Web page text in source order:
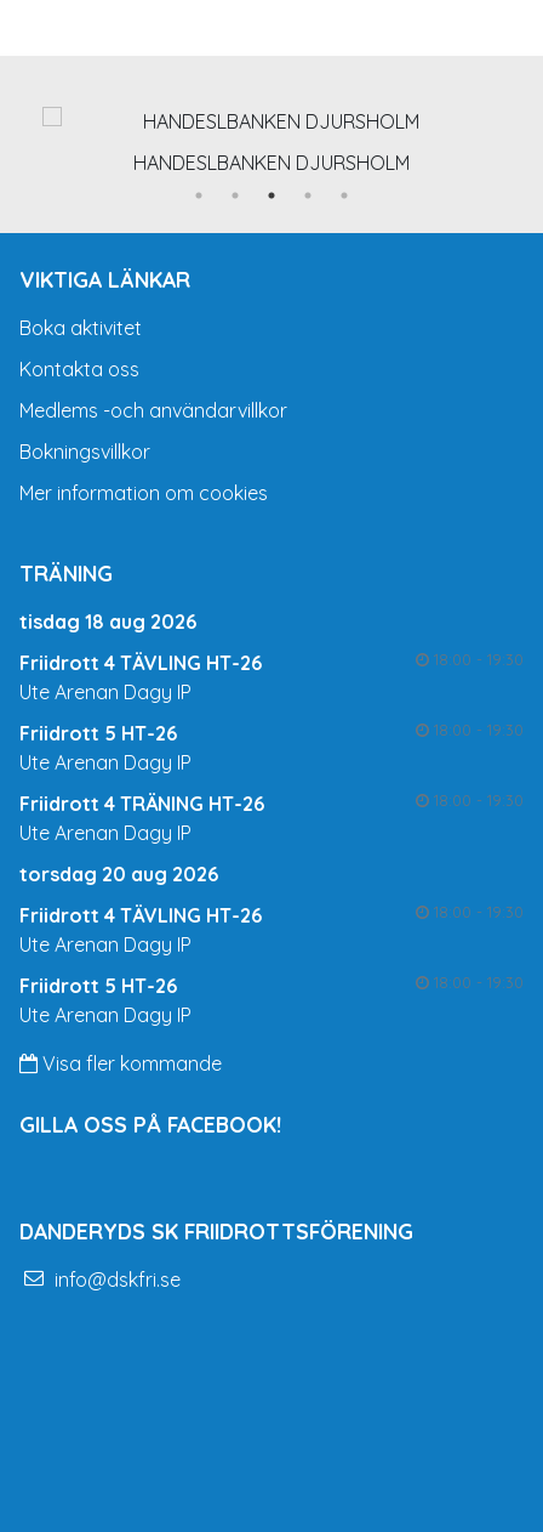
HANDESLBANKEN DJURSHOLM
VIKTIGA LÄNKAR
Boka aktivitet
Kontakta oss
Medlems -och användarvillkor
Bokningsvillkor
Mer information om cookies
TRÄNING
tisdag 18 aug 2026
Friidrott 4 TÄVLING HT-26
18:00 - 19:30
Ute Arenan Dagy IP
Friidrott 5 HT-26
18:00 - 19:30
Ute Arenan Dagy IP
Friidrott 4 TRÄNING HT-26
18:00 - 19:30
Ute Arenan Dagy IP
torsdag 20 aug 2026
Friidrott 4 TÄVLING HT-26
18:00 - 19:30
Ute Arenan Dagy IP
Friidrott 5 HT-26
18:00 - 19:30
Ute Arenan Dagy IP
Visa fler kommande
GILLA OSS PÅ FACEBOOK!
DANDERYDS SK FRIIDROTTSFÖRENING
info@dskfri.se